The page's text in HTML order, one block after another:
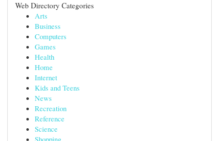
Web Directory Categories
Arts
Business
Computers
Games
Health
Home
Internet
Kids and Teens
News
Recreation
Reference
Science
Shopping